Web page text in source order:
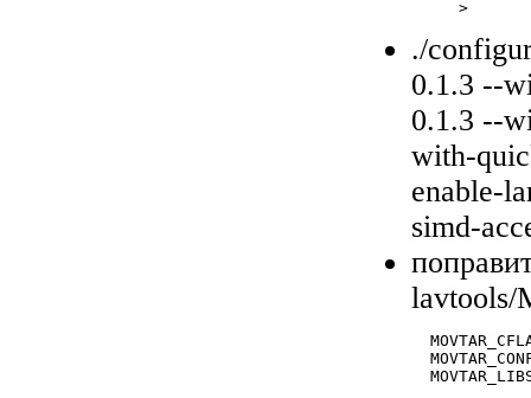
./
0.1.3 --
0.1.3 --
with-
enable-
simd-
lavtools/